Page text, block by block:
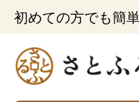
初めての方でも簡